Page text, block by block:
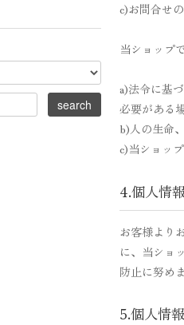
c)お問合せ
当ショップ
a)法令に基
必要がある
b)人の生命
c)当ショッ
4.個人情
お客様より
に、当ショ
防止に努め
5.個人情